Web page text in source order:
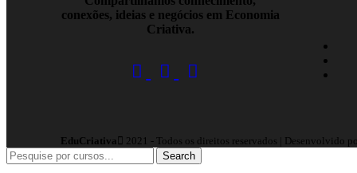
conexões, ideias e negócios em Economia
Criativa.
EduCriativa 2021 - Todos os direitos reservados | Desenvolvido
Search